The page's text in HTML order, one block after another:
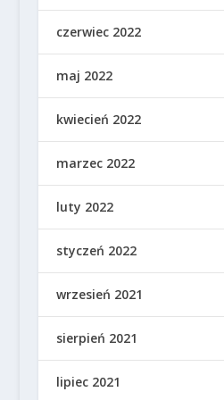
czerwiec 2022
maj 2022
kwiecień 2022
marzec 2022
luty 2022
styczeń 2022
wrzesień 2021
sierpień 2021
lipiec 2021